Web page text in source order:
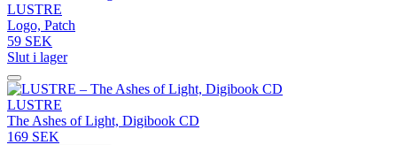
LUSTRE
Logo, Patch
59 SEK
Slut i lager
LUSTRE
The Ashes of Light, Digibook CD
169 SEK